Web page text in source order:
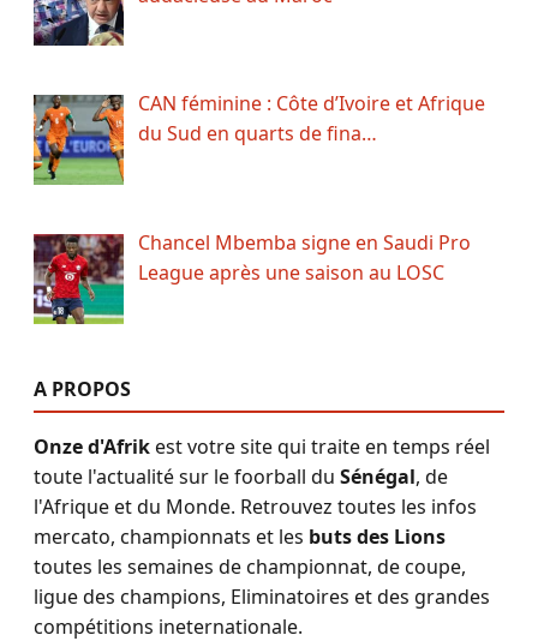
CAN féminine : Côte d’Ivoire et Afrique
du Sud en quarts de fina…
Chancel Mbemba signe en Saudi Pro
League après une saison au LOSC
A PROPOS
Onze d'Afrikest votre site qui traite en temps réel
toute l'actualité sur le foorball du Sénégal, de
l'Afrique et du Monde. Retrouvez toutes les infos
mercato, championnats et les buts des Lions
toutes les semaines de championnat, de coupe,
ligue des champions, Eliminatoires et des grandes
compétitions ineternationale.